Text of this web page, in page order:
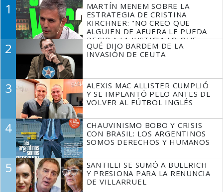
1
MARTÍN MENEM SOBRE LA
ESTRATEGIA DE CRISTINA
KIRCHNER: "NO CREO QUE
ALGUIEN DE AFUERA LE PUEDA
DECIR A LA JUSTICIA LO QUE
TIENE QUE HACER"
2
QUÉ DIJO BARDEM DE LA
INVASIÓN DE CEUTA
3
ALEXIS MAC ALLISTER CUMPLIÓ
Y SE IMPLANTÓ PELO ANTES DE
VOLVER AL FÚTBOL INGLÉS
4
CHAUVINISMO BOBO Y CRISIS
CON BRASIL: LOS ARGENTINOS
SOMOS DERECHOS Y HUMANOS
5
SANTILLI SE SUMÓ A BULLRICH
Y PRESIONA PARA LA RENUNCIA
DE VILLARRUEL